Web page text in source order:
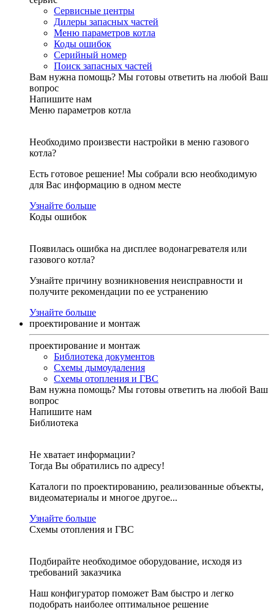
Сервисные центры
Дилеры запасных частей
Меню параметров котла
Коды ошибок
Серийный номер
Поиск запасных частей
Вам нужна помощь? Мы готовы ответить на любой Ваш
вопрос
Напишите нам
Меню параметров котла
Необходимо произвести настройки в меню газового
котла?
Есть готовое решение! Мы собрали всю необходимую
для Вас информацию в одном месте
Узнайте больше
Коды ошибок
Появилась ошибка на дисплее водонагревателя или
газового котла?
Узнайте причину возникновения неисправности и
получите рекомендации по ее устранению
Узнайте больше
проектирование и монтаж
проектирование и монтаж
Библиотека документов
Схемы дымоудаления
Схемы отопления и ГВС
Вам нужна помощь? Мы готовы ответить на любой Ваш
вопрос
Напишите нам
Библиотека
Не хватает информации?
Тогда Вы обратились по адресу!
Каталоги по проектированию, реализованные объекты,
видеоматериалы и многое другое...
Узнайте больше
Схемы отопления и ГВС
Подбирайте необходимое оборудование, исходя из
требований заказчика
Наш конфигуратор поможет Вам быстро и легко
подобрать наиболее оптимальное решение